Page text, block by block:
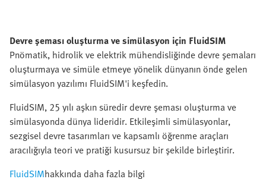
Devre şeması oluşturma ve simülasyon için FluidSIM
Pnömatik, hidrolik ve elektrik mühendisliğinde devre şemaları
oluşturmaya ve simüle etmeye yönelik dünyanın önde gelen
simülasyon yazılımı FluidSIM'i keşfedin.
FluidSIM, 25 yılı aşkın süredir devre şeması oluşturma ve
simülasyonda dünya lideridir. Etkileşimli simülasyonlar,
sezgisel devre tasarımları ve kapsamlı öğrenme araçları
aracılığıyla teori ve pratiği kusursuz bir şekilde birleştirir.
FluidSIMhakkında daha fazla bilgi